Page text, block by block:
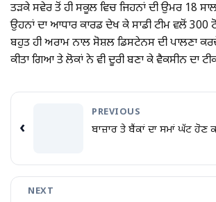
ਤੜਕੇ ਸਵੇਰ ਤੋਂ ਹੀ ਸਕੂਲ ਵਿਚ ਜਿਹਨਾਂ ਦੀ ਉਮਰ 18
ਉਹਨਾਂ ਦਾ ਆਧਾਰ ਕਾਰਡ ਦੇਖ ਕੇ ਸਾਡੀ ਟੀਮ ਵਲੋਂ
ਬਹੁਤ ਹੀ ਅਰਾਮ ਨਾਲ ਸੋਸ਼ਲ ਡਿਸਟੇਨਸ ਦੀ ਪਾਲਣਾ
ਕੀਤਾ ਗਿਆ ਤੇ ਲੋਕਾਂ ਨੇ ਵੀ ਦੂਰੀ ਬਣਾ ਕੇ ਵੈਕਸੀਨ ਦਾ
‹
PREVIOUS
ਬਾਜ਼ਾਰ ਤੇ ਬੈਂਕਾਂ ਦਾ ਸਮਾਂ ਘੱਟ ਹੋਣ
NEXT